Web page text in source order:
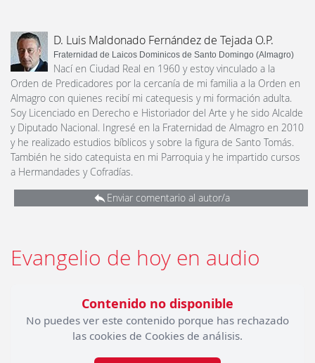
D. Luis Maldonado Fernández de Tejada O.P.
Fraternidad de Laicos Dominicos de Santo Domingo (Almagro)
Nací en Ciudad Real en 1960 y estoy vinculado a la
Orden de Predicadores por la cercanía de mi familia a la Orden en
Almagro con quienes recibí mi catequesis y mi formación adulta.
Soy Licenciado en Derecho e Historiador del Arte y he sido Alcalde
y Diputado Nacional. Ingresé en la Fraternidad de Almagro en 2010
y he realizado estudios bíblicos y sobre la figura de Santo Tomás.
También he sido catequista en mi Parroquia y he impartido cursos
a Hermandades y Cofradías.
Enviar comentario al autor/a
Evangelio de hoy en audio
Contenido no disponible
No puedes ver este contenido porque has rechazado
las cookies de Cookies de análisis.